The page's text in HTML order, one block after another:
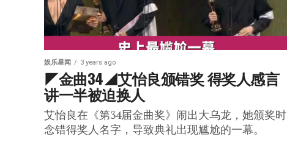
娱乐星闻 3 years ago
◤金曲34◢艾怡良颁错奖 得奖人感言
讲一半被迫换人
艾怡良在《第34届金曲奖》闹出大乌龙，她颁奖时
念错得奖人名字，导致典礼出现尴尬的一幕。